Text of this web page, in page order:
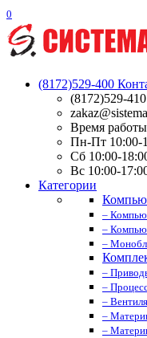
0
(8172)529-400
(8172)529-410
Время
Пн-Пт 10:00-
Сб 10:00-
Вс 10:00-
Категории
–
–
–
–
–
–
–
–